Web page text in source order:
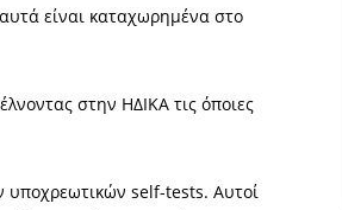
είναι καταχωρημένα στο
στην ΗΔΙΚΑ τις όποιες
υποχρεωτικών self-tests. Αυτοί